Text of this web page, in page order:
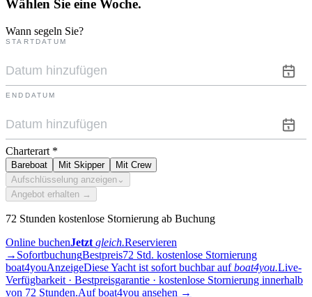
Wählen Sie eine Woche.
Wann segeln Sie?
STARTDATUM
ENDDATUM
Charterart *
Bareboat Mit Skipper
Mit Crew
Aufschlüsselung anzeigen ⌄
Angebot erhalten →
72 Stunden kostenlose Stornierung ab Buchung
Online buchenJetzt gleich.Reservieren
→ SofortbuchungBestpreis72 Std. kostenlose Stornierung
boat4youAnzeigeDiese Yacht ist sofort buchbar auf boat4you.Live-
Verfügbarkeit · Bestpreisgarantie · kostenlose Stornierung innerhalb
von 72 Stunden.Auf boat4you ansehen →